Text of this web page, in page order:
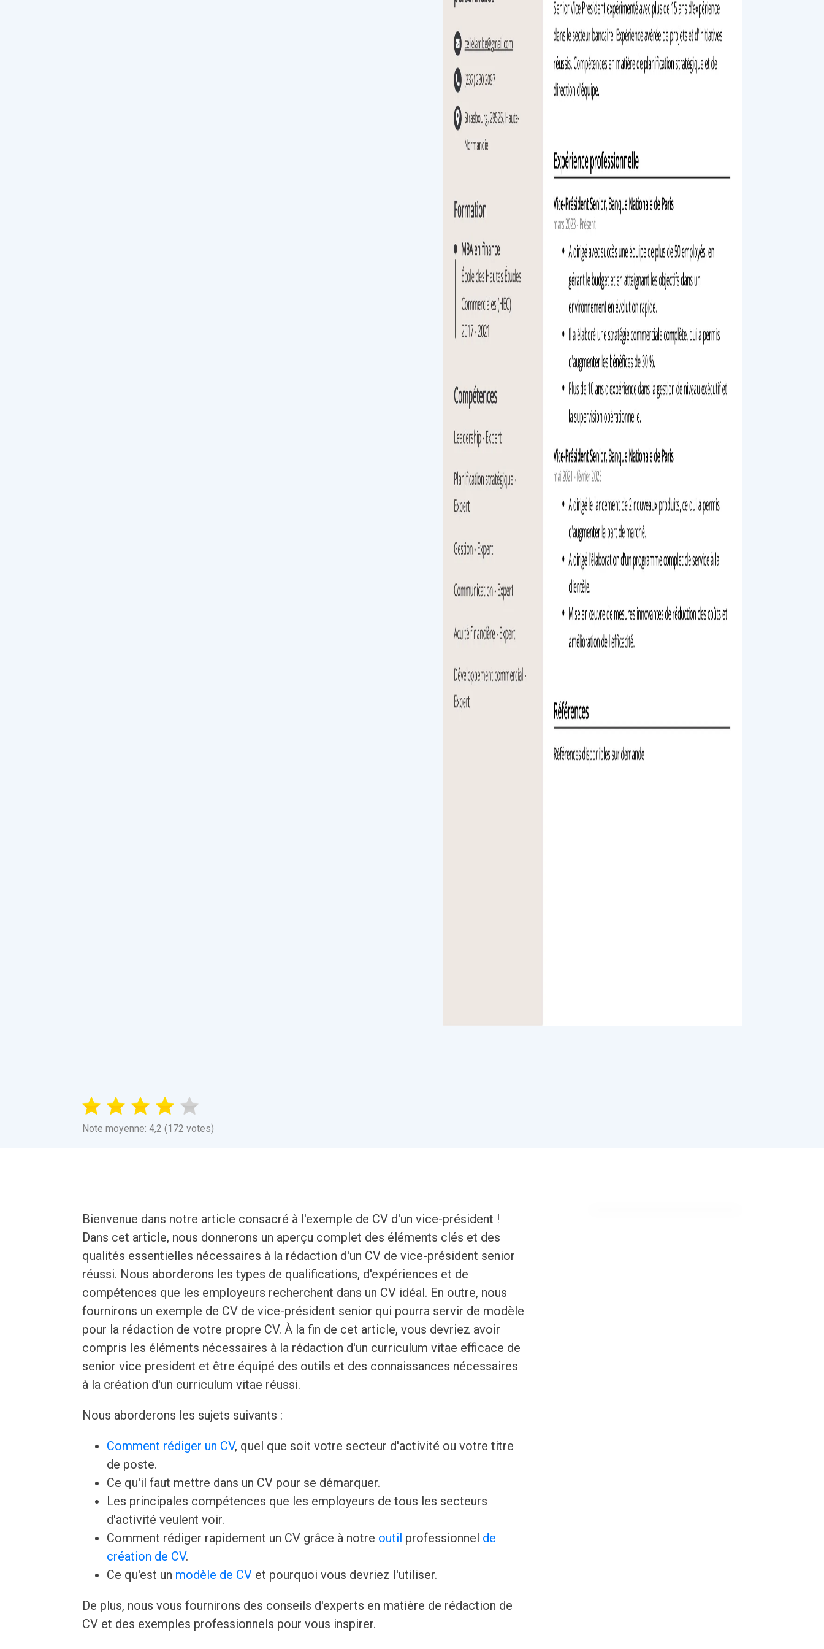
Note moyenne: 4,2 (172 votes)
Bienvenue dans notre article consacré à l'exemple de CV d'un vice-président !
Dans cet article, nous donnerons un aperçu complet des éléments clés et des
qualités essentielles nécessaires à la rédaction d'un CV de vice-président senior
réussi. Nous aborderons les types de qualifications, d'expériences et de
compétences que les employeurs recherchent dans un CV idéal. En outre, nous
fournirons un exemple de CV de vice-président senior qui pourra servir de modèle
pour la rédaction de votre propre CV. À la fin de cet article, vous devriez avoir
compris les éléments nécessaires à la rédaction d'un curriculum vitae efficace de
senior vice president et être équipé des outils et des connaissances nécessaires
à la création d'un curriculum vitae réussi.
Nous aborderons les sujets suivants :
Comment rédiger un CV, quel que soit votre secteur d'activité ou votre titre
de poste.
Ce qu'il faut mettre dans un CV pour se démarquer.
Les principales compétences que les employeurs de tous les secteurs
d'activité veulent voir.
Comment rédiger rapidement un CV grâce à notre outil professionnel de
création de CV.
Ce qu'est un modèle de CV et pourquoi vous devriez l'utiliser.
De plus, nous vous fournirons des conseils d'experts en matière de rédaction de
CV et des exemples professionnels pour vous inspirer.